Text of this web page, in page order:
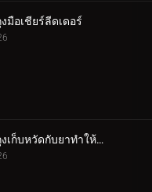
มือเชียร์ลีดเดอร์
ตอนที่ 40 ถุงเก็บหวัดกับยาทำให้ป่วย